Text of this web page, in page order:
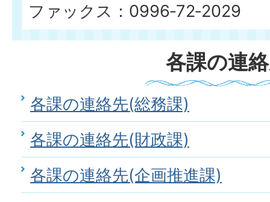
ファックス：0996‐72‐2029
各課の連
各課の連絡先(総務課)
各課の連絡先(財政課)
各課の連絡先(企画推進課)